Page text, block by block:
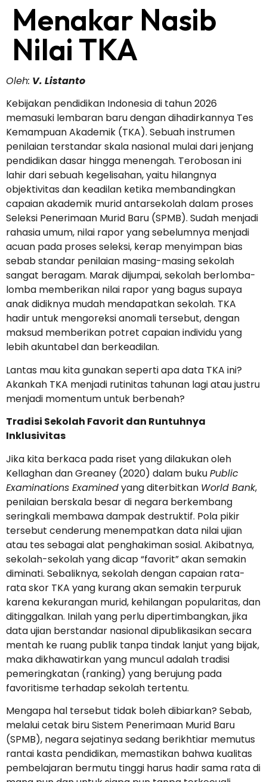
Menakar Nasib
Nilai TKA
Oleh: V. Listanto
Kebijakan pendidikan Indonesia di tahun 2026
memasuki lembaran baru dengan dihadirkannya Tes
Kemampuan Akademik (TKA). Sebuah instrumen
penilaian terstandar skala nasional mulai dari jenjang
pendidikan dasar hingga menengah. Terobosan ini
lahir dari sebuah kegelisahan, yaitu hilangnya
objektivitas dan keadilan ketika membandingkan
capaian akademik murid antarsekolah dalam proses
Seleksi Penerimaan Murid Baru (SPMB). Sudah menjadi
rahasia umum, nilai rapor yang sebelumnya menjadi
acuan pada proses seleksi, kerap menyimpan bias
sebab standar penilaian masing-masing sekolah
sangat beragam. Marak dijumpai, sekolah berlomba-
lomba memberikan nilai rapor yang bagus supaya
anak didiknya mudah mendapatkan sekolah. TKA
hadir untuk mengoreksi anomali tersebut, dengan
maksud memberikan potret capaian individu yang
lebih akuntabel dan berkeadilan.
Lantas mau kita gunakan seperti apa data TKA ini?
Akankah TKA menjadi rutinitas tahunan lagi atau justru
menjadi momentum untuk berbenah?
Tradisi Sekolah Favorit dan Runtuhnya
Inklusivitas
Jika kita berkaca pada riset yang dilakukan oleh
Kellaghan dan Greaney (2020) dalam bukuPublic
Examinations Examinedyang diterbitkan World Bank,
penilaian berskala besar di negara berkembang
seringkali membawa dampak destruktif. Pola pikir
tersebut cenderung menempatkan data nilai ujian
atau tes sebagai alat penghakiman sosial. Akibatnya,
sekolah-sekolah yang dicap “favorit” akan semakin
diminati. Sebaliknya, sekolah dengan capaian rata-
rata skor TKA yang kurang akan semakin terpuruk
karena kekurangan murid, kehilangan popularitas, dan
ditinggalkan. Inilah yang perlu dipertimbangkan, jika
data ujian berstandar nasional dipublikasikan secara
mentah ke ruang publik tanpa tindak lanjut yang bijak,
maka dikhawatirkan yang muncul adalah tradisi
pemeringkatan (ranking) yang berujung pada
favoritisme terhadap sekolah tertentu.
Mengapa hal tersebut tidak boleh dibiarkan? Sebab,
melalui cetak biru Sistem Penerimaan Murid Baru
(SPMB), negara sejatinya sedang berikhtiar memutus
rantai kasta pendidikan, memastikan bahwa kualitas
pembelajaran bermutu tinggi harus hadir sama rata di